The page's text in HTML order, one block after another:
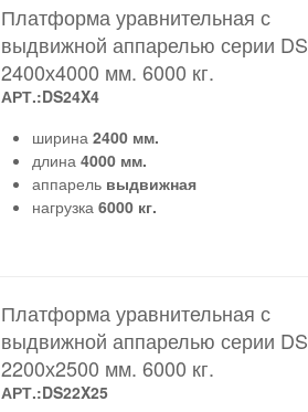
Платформа уравнительная с
выдвижной аппарелью серии DS
2400х4000 мм. 6000 кг.
АРТ.:DS24X4
ширина 2400 мм.
длина 4000 мм.
аппарельвыдвижная
нагрузка 6000 кг.
Платформа уравнительная с
выдвижной аппарелью серии DS
2200х2500 мм. 6000 кг.
АРТ.:DS22X25